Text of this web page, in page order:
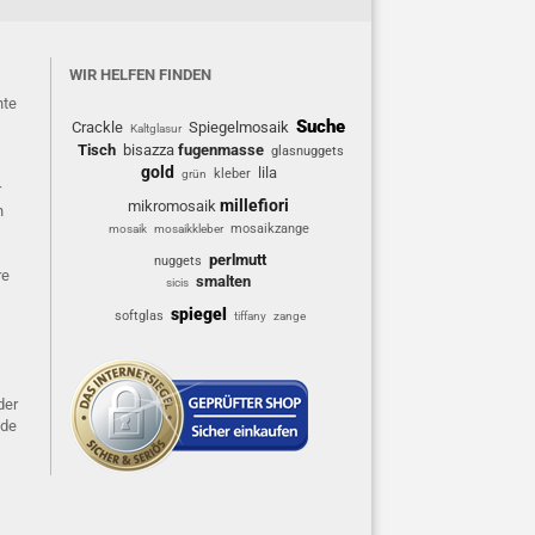
WIR HELFEN FINDEN
Crackle Kaltglasur Spiegelmosaik Suche
Tisch bisazza fugenmasse glasnuggets
gold grün kleber
lila
mikromosaik millefiori
mosaik mosaikkleber mosaikzange
nuggets perlmutt
sicis smalten
softglas spiegel tiffany zange